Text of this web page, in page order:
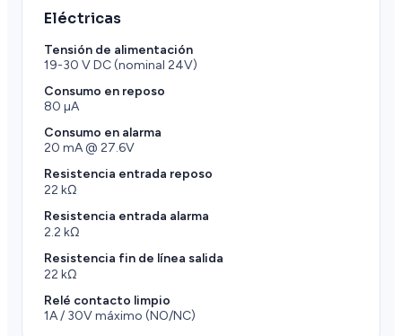
Eléctricas
Tensión de alimentación
19-30 V DC (nominal 24V)
Consumo en reposo
80 µA
Consumo en alarma
20 mA @ 27.6V
Resistencia entrada reposo
22 kΩ
Resistencia entrada alarma
2.2 kΩ
Resistencia fin de línea salida
22 kΩ
Relé contacto limpio
1A / 30V máximo (NO/NC)